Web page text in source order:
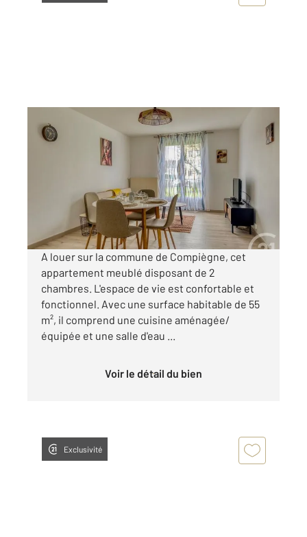
COMPIEGNE 60
55,55 m
, 3 pièces
Appartement F3 à louer
825 €
par mois charges comprises
A louer sur la commune de Compiègne, cet
appartement meublé disposant de 2
chambres. L'espace de vie est confortable et
fonctionnel. Avec une surface habitable de 55
m², il comprend une cuisine aménagée/
équipée et une salle d'eau ...
Voir le détail du bien
Exclusivité